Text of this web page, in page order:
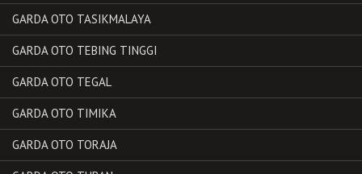
GARDA OTO TASIKMALAYA
GARDA OTO TEBING TINGGI
GARDA OTO TEGAL
GARDA OTO TIMIKA
GARDA OTO TORAJA